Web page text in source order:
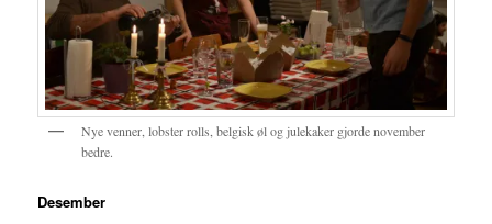
Nye venner, lobster rolls, belgisk øl og julekaker gjorde november
bedre.
Desember